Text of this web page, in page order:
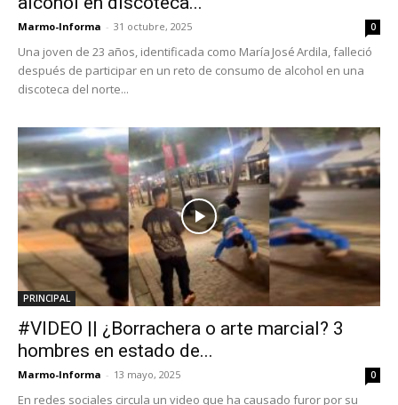
Marmo-Informa - 31 octubre, 2025 0
Una joven de 23 años, identificada como María José Ardila, falleció
después de participar en un reto de consumo de alcohol en una
discoteca del norte...
PRINCIPAL
#VIDEO || ¿Borrachera o arte marcial? 3
hombres en estado de...
Marmo-Informa - 13 mayo, 2025 0
En redes sociales circula un video que ha causado furor por su